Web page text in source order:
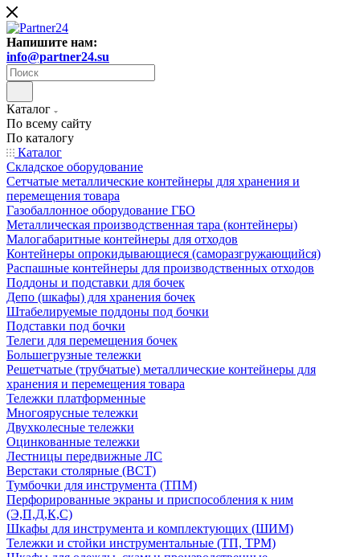
Напишите нам:
info@partner24.su
Каталог
По всему сайту
По каталогу
Каталог
Складское оборудование
Сетчатые металлические контейнеры для хранения и
перемещения товара
Газобаллонное оборудование ГБО
Металлическая производственная тара (контейнеры)
Малогабаритные контейнеры для отходов
Контейнеры опрокидывающиеся (саморазгружающийся)
Распашные контейнеры для производственных отходов
Поддоны и подставки для бочек
Депо (шкафы) для хранения бочек
Штабелируемые поддоны под бочки
Подставки под бочки
Телеги для перемещения бочек
Большегрузные тележки
Решетчатые (трубчатые) металлические контейнеры для
хранения и перемещения товара
Тележки платформенные
Многоярусные тележки
Двухколесные тележки
Оцинкованные тележки
Лестницы передвижные ЛС
Верстаки столярные (ВСТ)
Тумбочки для инструмента (ТПМ)
Перфорированные экраны и приспособления к ним
(Э,П,Д,К,С)
Шкафы для инструмента и комплектующих (ШИМ)
Тележки и стойки инструментальные (ТП, ТРМ)